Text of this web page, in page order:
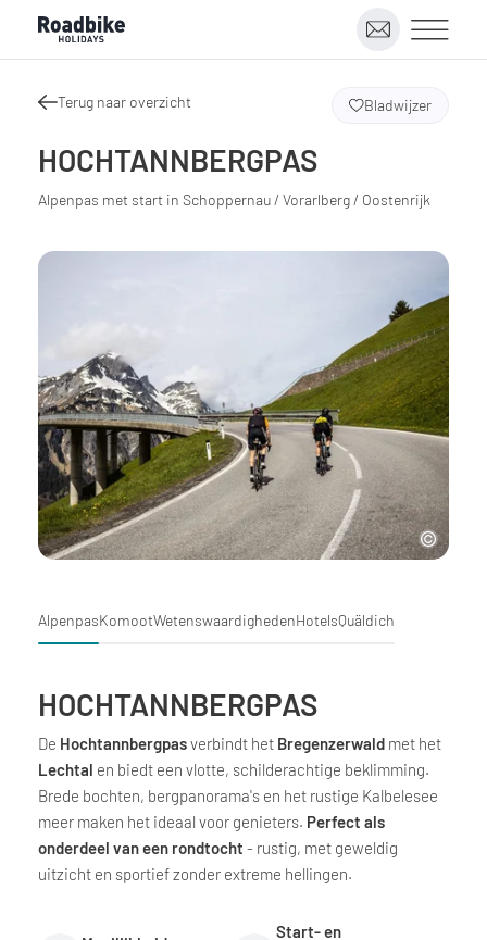
Terug naar overzicht
HOCHTANNBERGPAS
Alpenpas met start in Schoppernau / Vorarlberg / Oostenrijk
Bladwijzer
AlpenpasKomootWetenswaardighedenHotelsQuäldich
HOCHTANNBERGPAS
De Hochtannbergpasverbindt het Bregenzerwald met het
Lechtal en biedt een vlotte, schilderachtige beklimming.
Brede bochten, bergpanorama's en het rustige Kalbelesee
meer maken het ideaal voor genieters. Perfect als
onderdeel van een rondtocht - rustig, met geweldig
uitzicht en sportief zonder extreme hellingen.
Start- en